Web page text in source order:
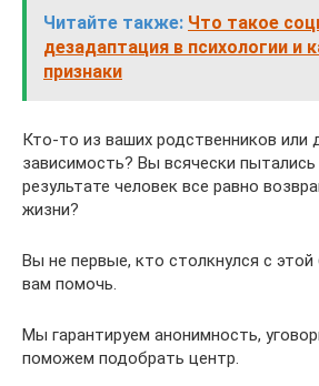
Читайте также: Что такое
дезадаптация в психологии и
признаки
Кто-то из ваших родственников или
зависимость? Вы всячески
результате человек все равно
жизни?
Вы не первые, кто столкнулся с
вам помочь.
Мы гарантируем анонимность,
поможем подобрать центр.